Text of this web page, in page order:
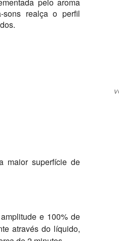
sons realça o perfil
maior superfície de
e 100% de
através do líquido,